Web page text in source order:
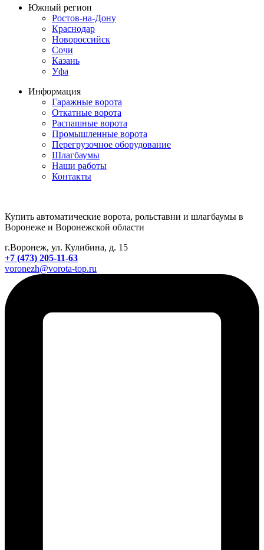
Южный регион
Ростов-на-Дону
Краснодар
Новороссийск
Сочи
Казань
Уфа
Информация
Гаражные ворота
Откатные ворота
Распашные ворота
Промышленные ворота
Перегрузочное оборудование
Шлагбаумы
Наши работы
Контакты
Купить автоматические ворота, рольставни и шлагбаумы в
Воронеже и Воронежской области
г.Воронеж, ул. Кулибина, д. 15
+7 (473) 205-11-63
voronezh@vorota-top.ru